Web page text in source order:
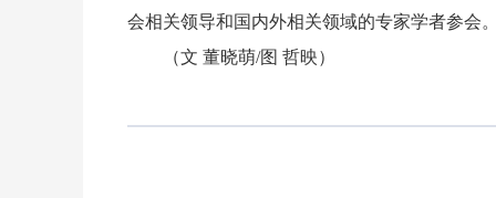
会相关领导和国内外相关领域的专家学者参会
（文 董晓萌/图 哲映）